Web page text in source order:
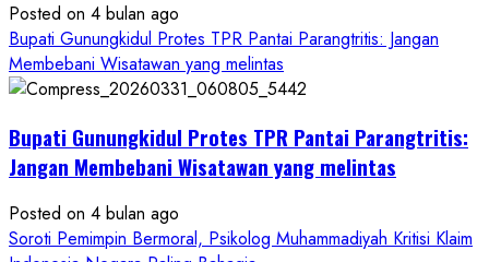
Ketum
PWRI
RI
Minta
Resmi
Posted on 4 bulan ago
Bupati Gunungkidul Protes TPR Pantai Parangtritis: Jangan
Membebani Wisatawan yang melintas
Bupati Gunungkidul Protes TPR Pantai Parangtritis:
Jangan Membebani Wisatawan yang melintas
Posted on 4 bulan ago
Soroti Pemimpin Bermoral, Psikolog Muhammadiyah Kritisi Klaim